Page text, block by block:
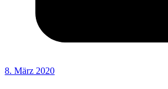
8. März 2020